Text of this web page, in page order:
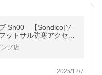
Sn00 【Sondico|ソ
ットサル防寒アクセサ
ング店
2025/12/7